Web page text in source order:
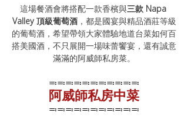
這場餐酒會將搭配一款香檳與三款 Napa
Valley 頂級葡萄酒，都是國宴與精品酒莊等級
的葡萄酒，希望帶領大家體驗地道台菜如何百
搭美國酒，不只展開一場味蕾饗宴，還有誠意
滿滿的阿威師私房菜。
≕≕≕≕≕≕≕≕≕≕≕
阿威師私房中菜
≕≕≕≕≕≕≕≕≕≕≕